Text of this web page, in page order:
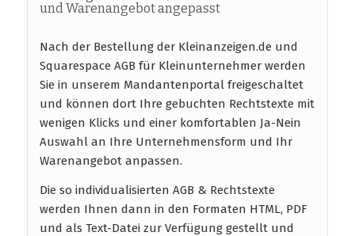
und Warenangebot angepasst
Nach der Bestellung der Kleinanzeigen.de und
Squarespace AGB für Kleinunternehmer werden
Sie in unserem Mandantenportal freigeschaltet
und können dort Ihre gebuchten Rechtstexte mit
wenigen Klicks und einer komfortablen Ja-Nein
Auswahl an Ihre Unternehmensform und Ihr
Warenangebot anpassen.
Die so individualisierten AGB & Rechtstexte
werden Ihnen dann in den Formaten HTML, PDF
und als Text-Datei zur Verfügung gestellt und